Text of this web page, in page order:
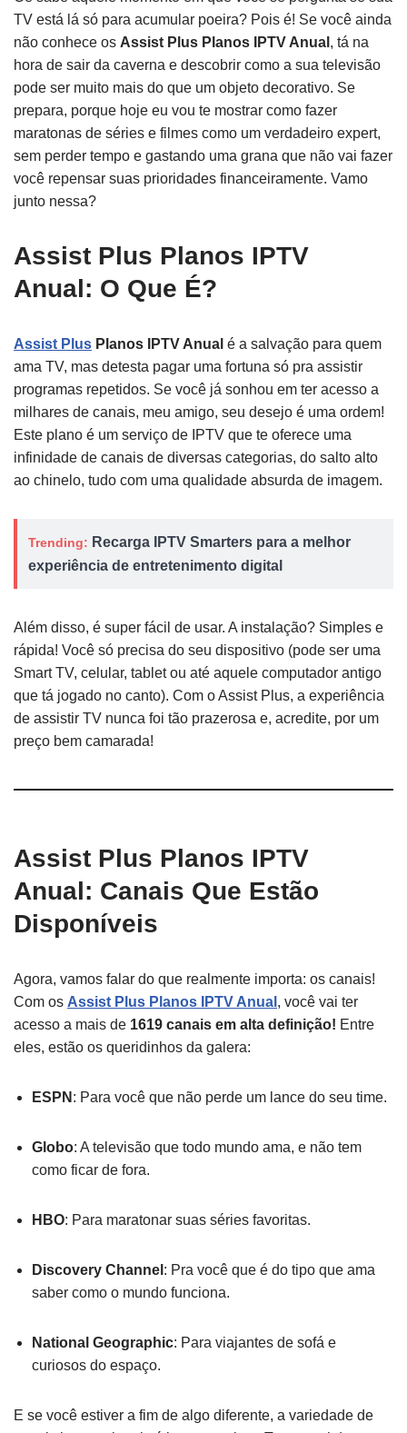
TV está lá só para acumular poeira? Pois é! Se você ainda
não conhece os Assist Plus Planos IPTV Anual , tá na
hora de sair da caverna e descobrir como a sua televisão
pode ser muito mais do que um objeto decorativo. Se
prepara, porque hoje eu vou te mostrar como fazer
maratonas de séries e filmes como um verdadeiro expert,
sem perder tempo e gastando uma grana que não vai fazer
você repensar suas prioridades financeiramente. Vamo
junto nessa?
Assist Plus Planos IPTV
Anual: O Que É?
Assist Plus Planos IPTV Anual é a salvação para quem
ama TV, mas detesta pagar uma fortuna só pra assistir
programas repetidos. Se você já sonhou em ter acesso a
milhares de canais, meu amigo, seu desejo é uma ordem!
Este plano é um serviço de IPTV que te oferece uma
infinidade de canais de diversas categorias, do salto alto
ao chinelo, tudo com uma qualidade absurda de imagem.
Trending: Recarga IPTV Smarters para a melhor
experiência de entretenimento digital
Além disso, é super fácil de usar. A instalação? Simples e
rápida! Você só precisa do seu dispositivo (pode ser uma
Smart TV, celular, tablet ou até aquele computador antigo
que tá jogado no canto). Com o Assist Plus, a experiência
de assistir TV nunca foi tão prazerosa e, acredite, por um
preço bem camarada!
Assist Plus Planos IPTV
Anual: Canais Que Estão
Disponíveis
Agora, vamos falar do que realmente importa: os canais!
Com os Assist Plus Planos IPTV Anual , você vai ter
acesso a mais de 1619 canais em alta definição! Entre
eles, estão os queridinhos da galera:
ESPN : Para você que não perde um lance do seu time.
Globo: A televisão que todo mundo ama, e não tem
como ficar de fora.
HBO: Para maratonar suas séries favoritas.
Discovery Channel : Pra você que é do tipo que ama
saber como o mundo funciona.
National Geographic: Para viajantes de sofá e
curiosos do espaço.
E se você estiver a fim de algo diferente, a variedade de